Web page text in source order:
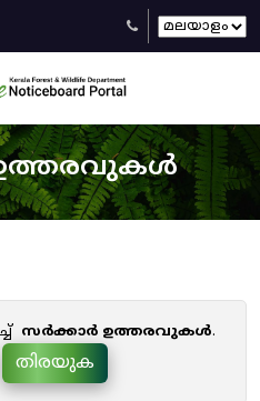
സർക്കാർ ഉത്തരവുകൾ.
തിരയുക